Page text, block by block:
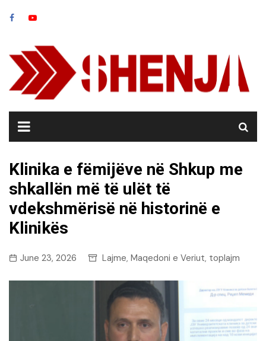
Klinika e fëmijëve në Shkup me
shkallën më të ulët të
vdekshmërisë në historinë e
Klinikës
June 23, 2026 Lajme, Maqedoni e Veriut, toplajm